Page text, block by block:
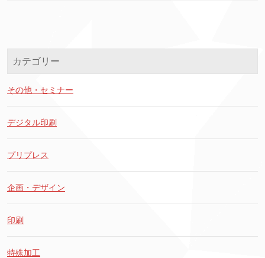
カテゴリー
その他・セミナー
デジタル印刷
プリプレス
企画・デザイン
印刷
特殊加工